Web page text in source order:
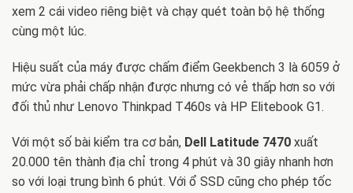
xem 2 cái video riêng biệt và chạy quét toàn bộ hệ thống
cùng một lúc.
Hiệu suất của máy được chấm điểm Geekbench 3 là 6059 ở
mức vừa phải chấp nhận được nhưng có vẻ thấp hơn so với
đối thủ như Lenovo Thinkpad T460s và HP Elitebook G1.
Với một số bài kiểm tra cơ bản, Dell Latitude 7470 xuất
20.000 tên thành địa chỉ trong 4 phút và 30 giây nhanh hơn
so với loại trung bình 6 phút. Với ổ SSD cũng cho phép tốc